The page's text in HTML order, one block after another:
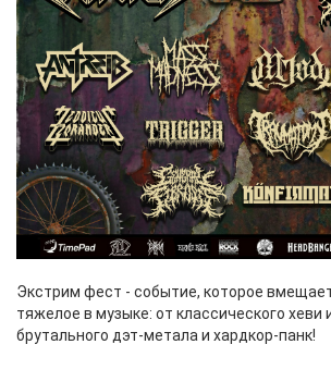
Экстрим фест - событие, которое
тяжелое в музыке: от классического хеви
брутального дэт-метала и хардкор-панк!